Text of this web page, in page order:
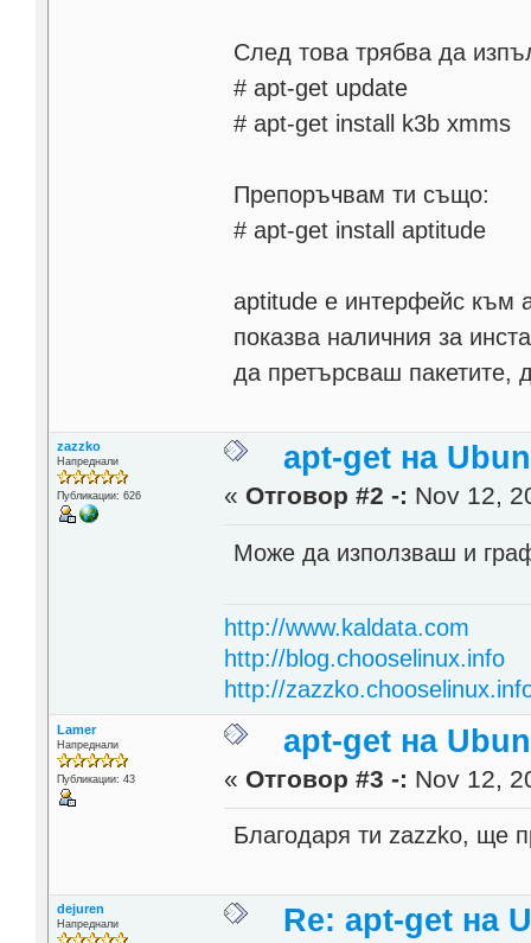
След това трябва да
# apt-get update
# apt-get install k3b xmms
Препоръчвам ти също:
# apt-get install aptitude
aptitude е интерфейс към
показва наличния за
да претърсваш пакетите,
zazzko
Напреднали
Публикации: 626
apt-get на
« Отговор #2 -: Nov 12,
Може да използваш и
http://www.kaldata.com
http://blog.chooselinux.info
http://
Lamer
Напреднали
Публикации: 43
apt-get на
« Отговор #3 -: Nov 12,
Благодаря ти zazzko, ще
dejuren
Напреднали Re: apt-get на